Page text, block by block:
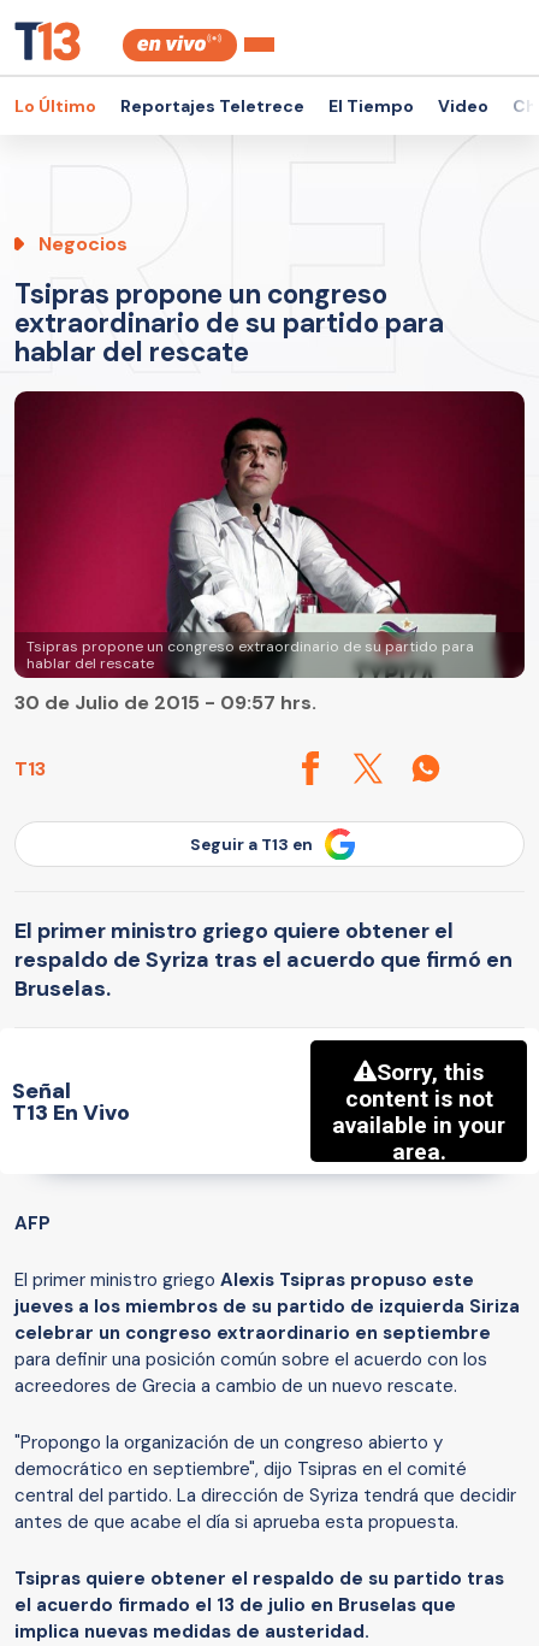
Lo Último Reportajes Teletrece El Tiempo Video
Negocios
Tsipras propone un congreso
extraordinario de su partido para
hablar del rescate
Tsipras propone un congreso extraordinario de su partido para
hablar del rescate
T13
30 de Julio de 2015 - 09:57 hrs.
Seguir a T13 en
El primer ministro griego quiere obtener el
respaldo de Syriza tras el acuerdo que firmó en
Bruselas.
Señal
T13 En Vivo
AFP
El primer ministro griego Alexis Tsipras propuso este
jueves a los miembros de su partido de izquierda Siriza
celebrar un congreso extraordinario en septiembre
para definir una posición común sobre el acuerdo con los
acreedores de Grecia a cambio de un nuevo rescate.
"Propongo la organización de un congreso abierto y
democrático en septiembre", dijo Tsipras en el comité
central del partido. La dirección de Syriza tendrá que decidir
antes de que acabe el día si aprueba esta propuesta.
Tsipras quiere obtener el respaldo de su partido tras
el acuerdo firmado el 13 de julio en Bruselas que
implica nuevas medidas de austeridad.